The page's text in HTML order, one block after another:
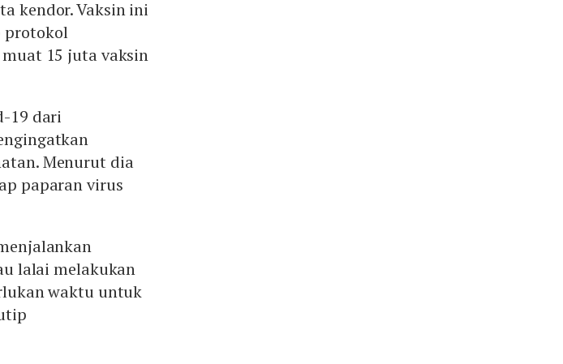
kendor. Vaksin ini
protokol
15 juta vaksin
19 dari
Menurut dia
paparan virus
lalai melakukan
waktu untuk